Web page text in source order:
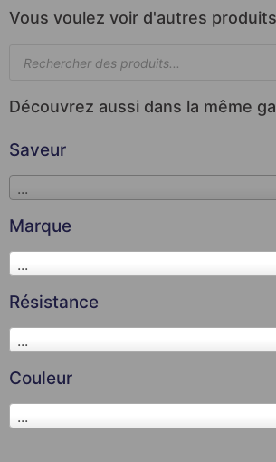
Vous voulez voir d'autres
Découvrez aussi dans la même
Saveur
...
Marque
...
Résistance
...
Couleur
...